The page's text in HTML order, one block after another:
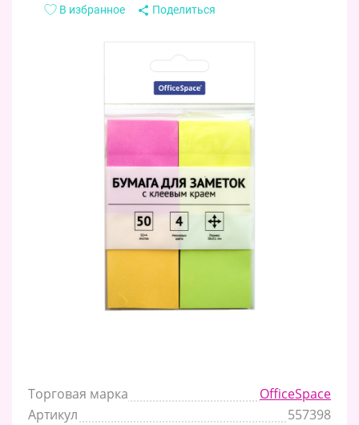
В избранное
Поделиться
Торговая марка
OfficeSpace
Артикул
557398